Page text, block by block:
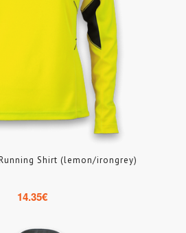
Shirt (lemon/irongrey)
14.35€